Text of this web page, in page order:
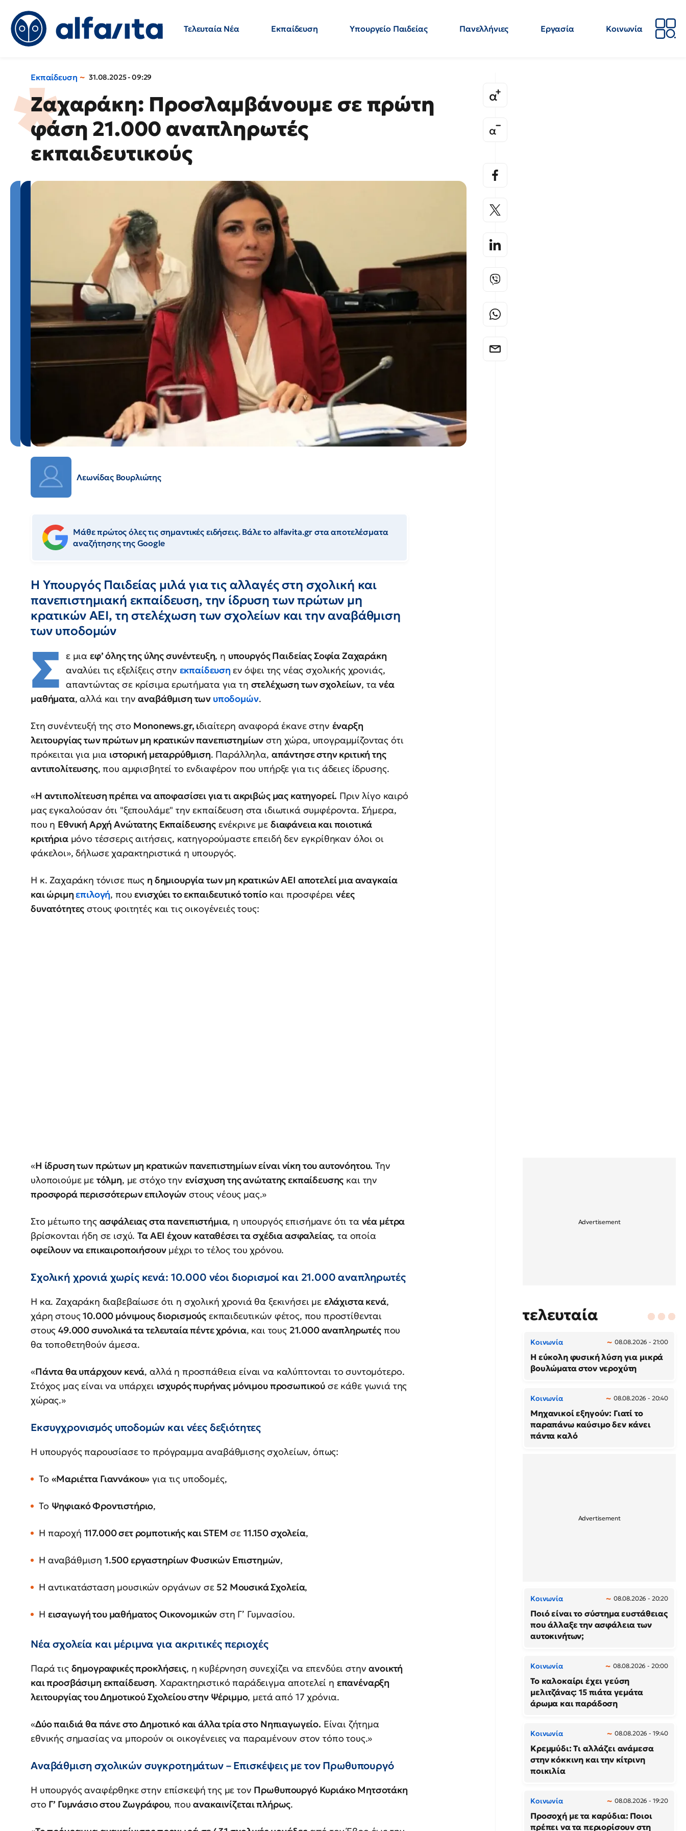
Τελευταία Νέα Εκπαίδευση Υπουργείο Παιδείας Πανελλήνιες Εργασία
Κοινωνία
Εκπαίδευση 31.08.2025 - 09:29
Ζαχαράκη: Προσλαμβάνουμε σε πρώτη
φάση 21.000 αναπληρωτές
εκπαιδευτικούς
Λεωνίδας Βουρλιώτης
Μάθε πρώτος όλες τις σημαντικές ειδήσεις. Βάλε το alfavita.gr στα αποτελέσματα
αναζήτησης της Google
Η Υπουργός Παιδείας μιλά για τις αλλαγές στη σχολική και
πανεπιστημιακή εκπαίδευση, την ίδρυση των πρώτων μη
κρατικών ΑΕΙ, τη στελέχωση των σχολείων και την αναβάθμιση
των υποδομών
Σ ε μια εφ’ όλης της ύλης συνέντευξη, η υπουργός Παιδείας Σοφία Ζαχαράκη
αναλύει τις εξελίξεις στην εκπαίδευση εν όψει της νέας σχολικής χρονιάς,
απαντώντας σε κρίσιμα ερωτήματα για τη στελέχωση των σχολείων, τανέα
μαθήματα, αλλά και τηναναβάθμιση των υποδομών.
Στη συνέντευξή της στο Mononews.gr, ιδιαίτερη αναφορά έκανε στην έναρξη
λειτουργίας των πρώτων μη κρατικών πανεπιστημίων στη χώρα, υπογραμμίζοντας ότι
πρόκειται για μια ιστορική μεταρρύθμιση. Παράλληλα, απάντησε στην κριτική της
αντιπολίτευσης, που αμφισβητεί το ενδιαφέρον που υπήρξε για τις άδειες ίδρυσης.
«Η αντιπολίτευση πρέπει να αποφασίσει για τι ακριβώς μας κατηγορεί. Πριν λίγο καιρό
μας εγκαλούσαν ότι "ξεπουλάμε" την εκπαίδευση στα ιδιωτικά συμφέροντα. Σήμερα,
που η Εθνική Αρχή Ανώτατης Εκπαίδευσηςενέκρινε με διαφάνεια και ποιοτικά
κριτήριαμόνο τέσσερις αιτήσεις, κατηγορούμαστε επειδή δεν εγκρίθηκαν όλοι οι
φάκελοι», δήλωσε χαρακτηριστικά η υπουργός.
Η κ. Ζαχαράκη τόνισε πως η δημιουργία των μη κρατικών ΑΕΙ αποτελεί μια αναγκαία
και ώριμηεπιλογή, πουενισχύει το εκπαιδευτικό τοπίοκαι προσφέρεινέες
δυνατότητες στους φοιτητές και τις οικογένειές τους:
«Η ίδρυση των πρώτων μη κρατικών πανεπιστημίων είναι νίκη του αυτονόητου. Την
υλοποιούμε με τόλμη, με στόχο την ενίσχυση της ανώτατης εκπαίδευσης και την
προσφορά περισσότερων επιλογών στους νέους μας.»
Στο μέτωπο της ασφάλειας στα πανεπιστήμια, η υπουργός επισήμανε ότι τα νέα μέτρα
βρίσκονται ήδη σε ισχύ.Τα ΑΕΙ έχουν καταθέσει τα σχέδια ασφαλείας, τα οποία
οφείλουν να επικαιροποιήσουνμέχρι το τέλος του χρόνου.
Σχολική χρονιά χωρίς κενά: 10.000 νέοι διορισμοί και 21.000 αναπληρωτές
Η κα. Ζαχαράκη διαβεβαίωσε ότι η σχολική χρονιά θα ξεκινήσει με ελάχιστα κενά,
χάρη στους10.000 μόνιμους διορισμούς εκπαιδευτικών φέτος, που προστίθενται
στους49.000 συνολικά τα τελευταία πέντε χρόνια, και τους 21.000 αναπληρωτέςπου
θα τοποθετηθούν άμεσα.
«Πάντα θα υπάρχουν κενά, αλλά η προσπάθεια είναι να καλύπτονται το συντομότερο.
Στόχος μας είναι να υπάρχει ισχυρός πυρήνας μόνιμου προσωπικού σε κάθε γωνιά της
χώρας.»
Εκσυγχρονισμός υποδομών και νέες δεξιότητες
Η υπουργός παρουσίασε το πρόγραμμα αναβάθμισης σχολείων, όπως:
Το «Μαριέττα Γιαννάκου» για τις υποδομές,
Το Ψηφιακό Φροντιστήριο,
Η παροχή 117.000 σετ ρομποτικής και STEM σε 11.150 σχολεία,
Η αναβάθμιση 1.500 εργαστηρίων Φυσικών Επιστημών,
Η αντικατάσταση μουσικών οργάνων σε 52 Μουσικά Σχολεία,
Η εισαγωγή του μαθήματος Οικονομικών στη Γ’ Γυμνασίου.
Νέα σχολεία και μέριμνα για ακριτικές περιοχές
Παρά τις δημογραφικές προκλήσεις, η κυβέρνηση συνεχίζει να επενδύει στηνανοικτή
και προσβάσιμη εκπαίδευση. Χαρακτηριστικό παράδειγμα αποτελεί η επανέναρξη
λειτουργίας του Δημοτικού Σχολείου στην Ψέριμμο, μετά από 17 χρόνια.
«Δύο παιδιά θα πάνε στο Δημοτικό και άλλα τρία στο Νηπιαγωγείο. Είναι ζήτημα
εθνικής σημασίας να μπορούν οι οικογένειες να παραμένουν στον τόπο τους.»
Αναβάθμιση σχολικών συγκροτημάτων – Επισκέψεις με τον Πρωθυπουργό
Η υπουργός αναφέρθηκε στην επίσκεψή της με τον Πρωθυπουργό Κυριάκο Μητσοτάκη
στο Γ’ Γυμνάσιο στου Ζωγράφου, πουανακαινίζεται πλήρως.
τελευταία
Κοινωνία 08.08.2026 - 21:00
Η εύκολη φυσική λύση για μικρά
βουλώματα στον νεροχύτη
Κοινωνία 08.08.2026 - 20:40
Μηχανικοί εξηγούν: Γιατί το
παραπάνω καύσιμο δεν κάνει
πάντα καλό
Κοινωνία 08.08.2026 - 20:20
Ποιό είναι το σύστημα ευστάθειας
που άλλαξε την ασφάλεια των
αυτοκινήτων;
Κοινωνία 08.08.2026 - 20:00
Το καλοκαίρι έχει γεύση
μελιτζάνας: 15 πιάτα γεμάτα
άρωμα και παράδοση
Κοινωνία 08.08.2026 - 19:40
Κρεμμύδι: Τι αλλάζει ανάμεσα
στην κόκκινη και την κίτρινη
ποικιλία
Κοινωνία 08.08.2026 - 19:20
Προσοχή με τα καρύδια: Ποιοι
πρέπει να τα περιορίσουν στη